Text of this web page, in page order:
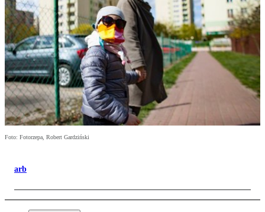
Foto: Fotorzepa, Robert Gardziński
arb